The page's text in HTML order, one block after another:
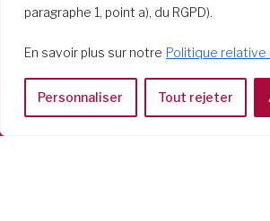
paragraphe 1, point a), du RGPD).
En savoir plus sur notre Politique relative
Personnaliser Tout rejeter
Società del Sacro
Casa Generalizia
Tel: 06 58 23 03 32 or 06 58